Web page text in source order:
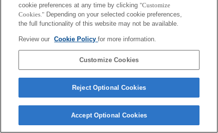
cookie preferences at any time by clicking "Customize
Cookies." Depending on your selected cookie preferences,
the full functionality of this website may not be available.
Review our Cookie Policyfor more information.
Customize Cookies
Reject Optional Cookies
Accept Optional Cookies